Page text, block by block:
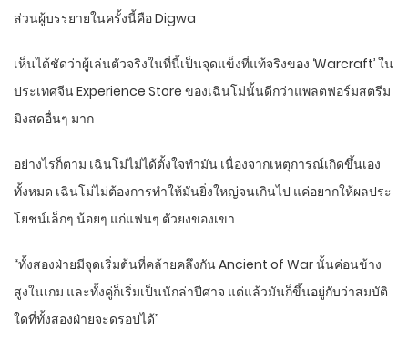
ส่วนผู้บรรยายในครั้งนี้คือ Digwa
เห็นได้ชัดว่าผู้เล่นตัวจริงในที่นี้เป็นจุดแข็งที่แท้จริงของ ‘Warcraft’ ใน
ประเทศจีน Experience Store ของเฉินโม่นั้นดีกว่าแพลตฟอร์มสตรีม
มิงสดอื่นๆ มาก
อย่างไรก็ตาม เฉินโม่ไม่ได้ตั้งใจทำมัน เนื่องจากเหตุการณ์เกิดขึ้นเอง
ทั้งหมด เฉินโม่ไม่ต้องการทำให้มันยิ่งใหญ่จนเกินไป แค่อยากให้ผลประ
โยชน์เล็กๆ น้อยๆ แก่แฟนๆ ตัวยงของเขา
“ทั้งสองฝ่ายมีจุดเริ่มต้นที่คล้ายคลึงกัน Ancient of War นั้นค่อนข้าง
สูงในเกม และทั้งคู่ก็เริ่มเป็นนักล่าปีศาจ แต่แล้วมันก็ขึ้นอยู่กับว่าสมบัติ
ใดที่ทั้งสองฝ่ายจะดรอปได้”